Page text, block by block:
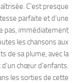
C’est presque
parfaite et d’une
pas, immédiatement
les chansons aux
de sa plume, avec la
chœur d’enfants.
les sorties de cette